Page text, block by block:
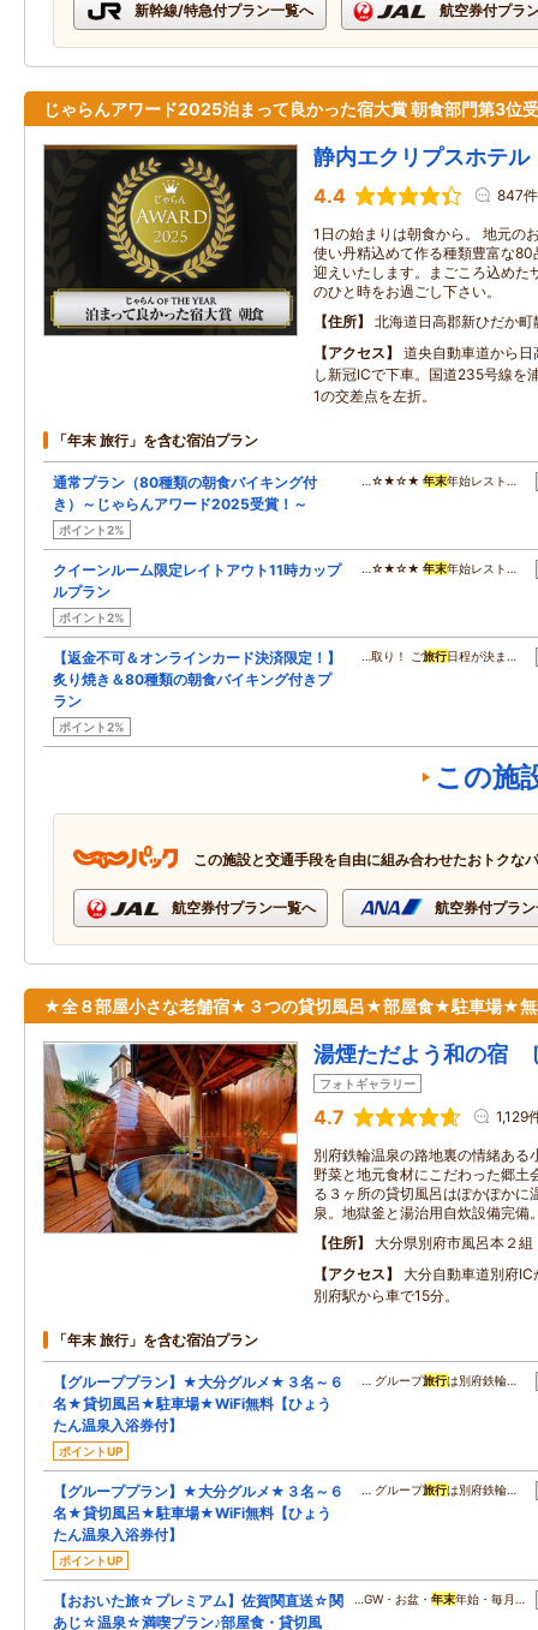
新幹線/特急付プラン一覧へ 航空券付プラ
じゃらんアワード2025泊まって良かった宿大賞 朝食部門第3位
静内エクリプスホテル
4.4 847件
1日の始まりは朝食から。 地元の
使い丹精込めて作る種類豊富な
迎えいたします。まごころ込めた
のひと時をお過ごし下さい。
住所
北海道日高郡新ひだか
アクセス
道央自動車道から
し新冠ICで下車。国道235号線を
1の交差点を左折。
「年末 旅行」を含む宿泊プラン
通常プラン（80種類の朝食バイキング付
き）～じゃらんアワード2025受賞！～
ポイント2%
…☆★☆★年末年始レスト…
クイーンルーム限定レイトアウト11時カップ
ルプラン
ポイント2%
…☆★☆★年末年始レスト…
【返金不可＆オンラインカード決済限定！】
炙り焼き＆80種類の朝食バイキング付きプ
ラン
ポイント2%
…取り！ ご旅行日程が決ま…
この施
この施設と交通手段を自由に組み合わせたおトクな
航空券付プラン一覧へ 航空券付プラ
★全８部屋小さな老舗宿★３つの貸切風呂★部屋食★駐車場★
湯煙ただよう和の宿
フォトギャラリー
4.7 1,129
別府鉄輪温泉の路地裏の情緒ある
野菜と地元食材にこだわった郷土
る３ヶ所の貸切風呂はぽかぽかに
泉。地獄釜と湯治用自炊設備完備
住所
大分県別府市風呂本２組
アクセス
大分自動車道別府
別府駅から車で15分。
「年末 旅行」を含む宿泊プラン
【グループプラン】★大分グルメ★３名～６
名★貸切風呂★駐車場★WiFi無料【ひょう
たん温泉入浴券付】
ポイントUP
… グループ旅行は別府鉄輪…
【グループプラン】★大分グルメ★３名～６
名★貸切風呂★駐車場★WiFi無料【ひょう
たん温泉入浴券付】
ポイントUP
… グループ旅行は別府鉄輪…
【おおいた旅☆プレミアム】佐賀関直送☆関
あじ☆温泉☆満喫プラン♪部屋食・貸切風
…GW・お盆・ 年末年始・毎月…